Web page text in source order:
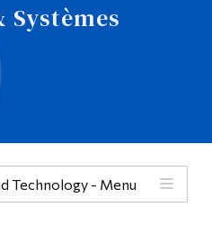
Systèmes
Technology - Menu
Omnivox
rapides